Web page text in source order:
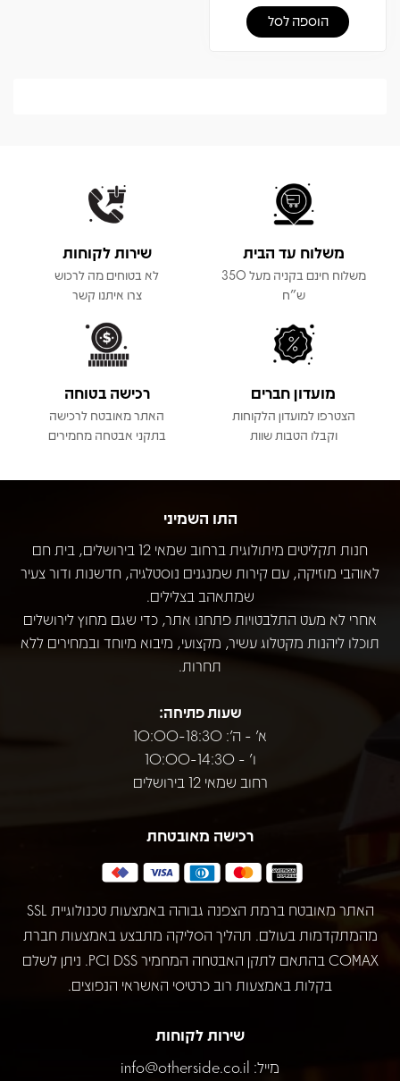
הוספה לסל
משלוח עד הבית
משלוח חינם בקניה מעל 350
ש"ח
שירות לקוחות
לא בטוחים מה לרכוש
צרו איתנו קשר
מועדון חברים
הצטרפו למועדון הלקוחות
וקבלו הטבות שוות
רכישה בטוחה
האתר מאובטח לרכישה
בתקני אבטחה מחמירים
התו השמיני
חנות תקליטים מיתולוגית ברחוב שמאי 12 בירושלים, בית חם
לאוהבי מוזיקה, עם קירות שמנגנים נוסטלגיה, חדשנות ודור צעיר
שמתאהב בצלילים.
אחרי לא מעט התלבטויות פתחנו אתר, כדי שגם מחוץ לירושלים
תוכלו ליהנות מקטלוג עשיר, מקצועי, מיבוא מיוחד ובמחירים ללא
תחרות.
שעות פתיחה:
א' - ה': 10:00-18:30
ו' - 10:00-14:30
רחוב שמאי 12 בירושלים
רכישה מאובטחת
האתר מאובטח ברמת הצפנה גבוהה באמצעות טכנולוגיית SSL
מהמתקדמות בעולם. תהליך הסליקה מתבצע באמצעות חברת
COMAX בהתאם לתקן האבטחה המחמיר PCI DSS. ניתן לשלם
בקלות באמצעות רוב כרטיסי האשראי הנפוצים.
שירות לקוחות
מייל: info@otherside.co.il